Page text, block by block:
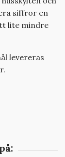
siffror en
lite mindre
levereras